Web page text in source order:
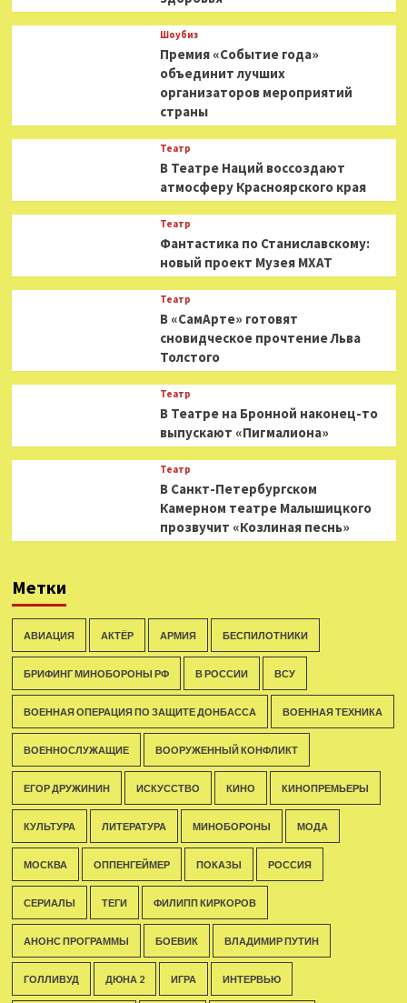
Шоубиз
Премия «Событие года»
объединит лучших
организаторов мероприятий
страны
Театр
В Театре Наций воссоздают
атмосферу Красноярского края
Театр
Фантастика по Станиславскому:
новый проект Музея МХАТ
Театр
В «СамАрте» готовят
сновидческое прочтение Льва
Толстого
Театр
В Театре на Бронной наконец-то
выпускают «Пигмалиона»
Театр
В Санкт-Петербургском
Камерном театре Малышицкого
прозвучит «Козлиная песнь»
Метки
АВИАЦИЯ АКТЁР АРМИЯ БЕСПИЛОТНИКИ
БРИФИНГ МИНОБОРОНЫ РФ В РОССИИ ВСУ
ВОЕННАЯ ОПЕРАЦИЯ ПО ЗАЩИТЕ ДОНБАССА ВОЕННАЯ ТЕХНИКА
ВОЕННОСЛУЖАЩИЕ ВООРУЖЕННЫЙ КОНФЛИКТ
ЕГОР ДРУЖИНИН ИСКУССТВО КИНО КИНОПРЕМЬЕРЫ
КУЛЬТУРА ЛИТЕРАТУРА МИНОБОРОНЫ МОДА
МОСКВА ОППЕНГЕЙМЕР ПОКАЗЫ РОССИЯ
СЕРИАЛЫ ТЕГИ ФИЛИПП КИРКОРОВ
АНОНС ПРОГРАММЫ БОЕВИК ВЛАДИМИР ПУТИН
ГОЛЛИВУД ДЮНА 2 ИГРА ИНТЕРВЬЮ